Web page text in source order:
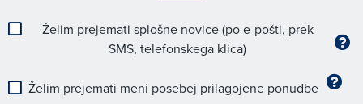
Želim prejemati splošne novice (po e-pošti, prek
SMS, telefonskega klica)
Želim prejemati meni posebej prilagojene ponudbe